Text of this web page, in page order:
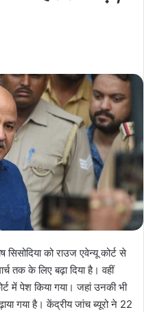
सिसोदिया को राउज एवेन्यू कोर्ट से
तक के लिए बढ़ा दिया है। वहीं
में पेश किया गया। जहां उनकी भी
गया है। केंद्रीय जांच ब्यूरो ने 22